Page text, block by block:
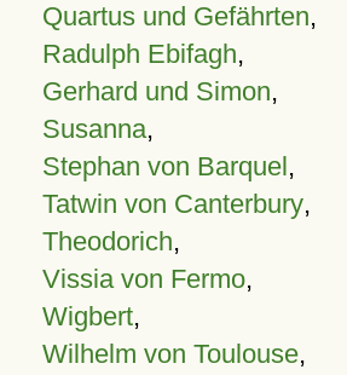
Quartus und Gefährten,
Radulph Ebifagh,
Gerhard und Simon,
Susanna,
Stephan von Barquel,
Tatwin von Canterbury,
Theodorich,
Vissia von Fermo,
Wigbert,
Wilhelm von Toulouse,